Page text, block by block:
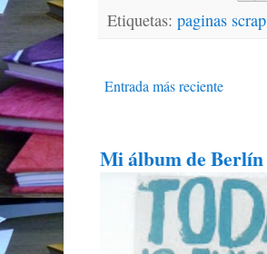
Etiquetas: paginas scrap
Entrada más reciente
Mi álbum de Berlín